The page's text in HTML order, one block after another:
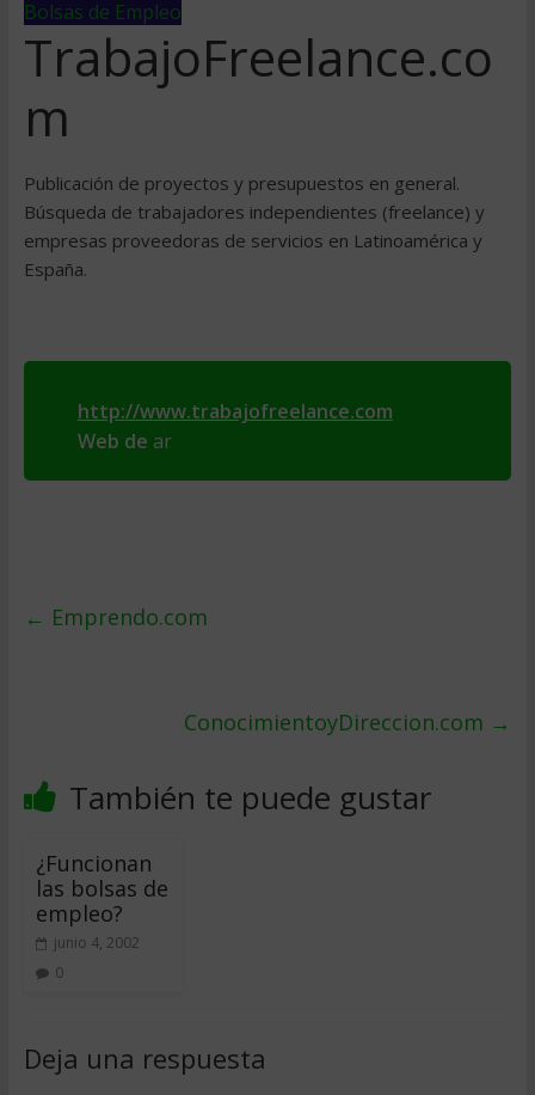
Bolsas de Empleo
TrabajoFreelance.co
m
Publicación de proyectos y presupuestos en general.
Búsqueda de trabajadores independientes (freelance) y
empresas proveedoras de servicios en Latinoamérica y
España.
http://www.trabajofreelance.com
Web de ar
← Emprendo.com
ConocimientoyDireccion.com →
También te puede gustar
¿Funcionan
las bolsas de
empleo?
junio 4, 2002
0
Deja una respuesta